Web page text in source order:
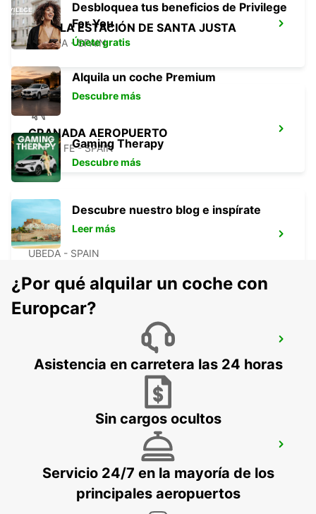
SEVILLA ESTACIÓN DE SANTA JUSTA
SEVILLA - SPAIN
GRANADA AEROPUERTO
SANTA FE - SPAIN
ÚBED
UBEDA - SPAIN
GRANADA ESTACIÓN CENTRAL
GRANADA - SPAIN
Desbloquea tus beneficios de Privilege
For You
Únete gratis
Alquila un coche Premium
Descubre más
Gaming Therapy
Descubre más
Descubre nuestro blog e inspírate
Leer más
¿Por qué alquilar un coche con
Europcar?
Asistencia en carretera las 24 horas
Sin cargos ocultos
Servicio 24/7 en la mayoría de los
principales aeropuertos